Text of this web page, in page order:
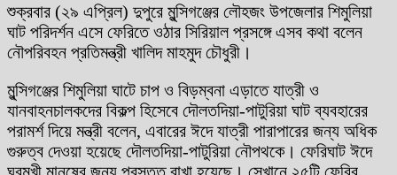
শুক্রবার (২৯ এপ্রিল) দুপুরে মুন্সিগঞ্জের লৌহজং উপজেলার শিমুলিয়া
ঘাট পরিদর্শন এসে ফেরিতে ওঠার সিরিয়াল প্রসঙ্গে এসব কথা বলেন
নৌপরিবহন প্রতিমন্ত্রী খালিদ মাহমুদ চৌধুরী।
মুন্সিগঞ্জের শিমুলিয়া ঘাটে চাপ ও বিড়ম্বনা এড়াতে যাত্রী ও
যানবাহনচালকদের বিকল্প হিসেবে দৌলতদিয়া-পাটুরিয়া ঘাট ব্যবহারের
পরামর্শ দিয়ে মন্ত্রী বলেন, এবারের ঈদে যাত্রী পারাপারের জন্য অধিক
গুরুত্ব দেওয়া হয়েছে দৌলতদিয়া-পাটুরিয়া নৌপথকে। ফেরিঘাট ঈদে